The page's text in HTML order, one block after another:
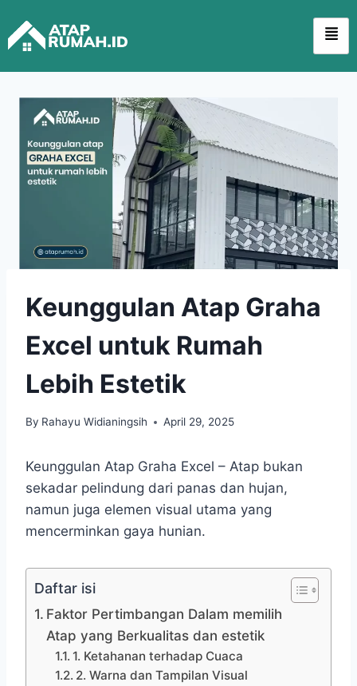
Keunggulan Atap Graha
Excel untuk Rumah
Lebih Estetik
By Rahayu Widianingsih April 29, 2025
Keunggulan Atap Graha Excel – Atap bukan
sekadar pelindung dari panas dan hujan,
namun juga elemen visual utama yang
mencerminkan gaya hunian.
Daftar isi
Faktor Pertimbangan Dalam memilih
Atap yang Berkualitas dan estetik
1. Ketahanan terhadap Cuaca
2. Warna dan Tampilan Visual